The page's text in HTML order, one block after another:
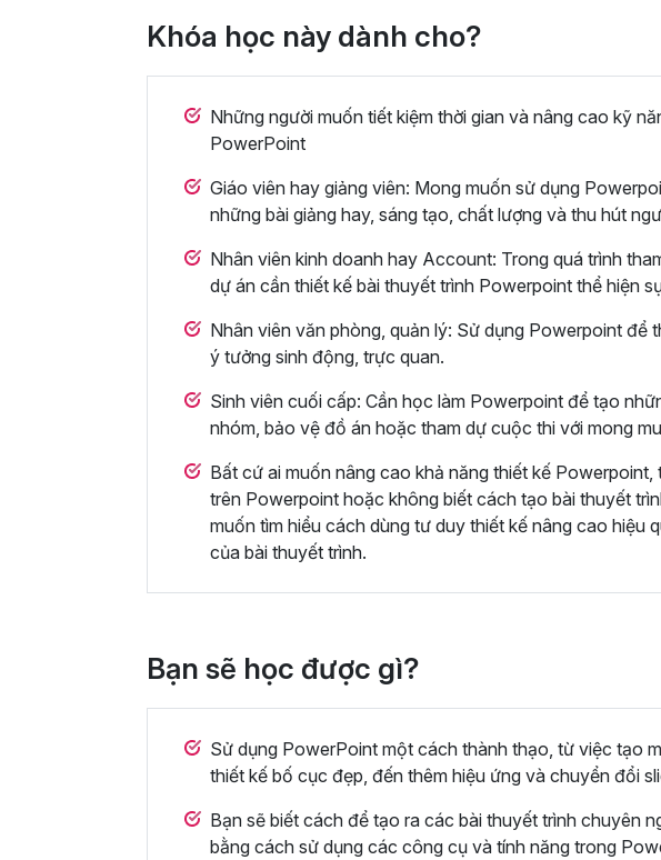
Khóa học này dành cho?
Những người muốn tiết kiệm thời gian và nâng cao kỹ
PowerPoint
Giáo viên hay giảng viên: Mong muốn sử dụng
những bài giảng hay, sáng tạo, chất lượng và thu hút
Nhân viên kinh doanh hay Account: Trong quá trình
dự án cần thiết kế bài thuyết trình Powerpoint thể hiện
Nhân viên văn phòng, quản lý: Sử dụng Powerpoint để
ý tưởng sinh động, trực quan.
Sinh viên cuối cấp: Cần học làm Powerpoint để tạo
nhóm, bảo vệ đồ án hoặc tham dự cuộc thi với mong
Bất cứ ai muốn nâng cao khả năng thiết kế Powerpoint,
trên Powerpoint hoặc không biết cách tạo bài thuyết
muốn tìm hiểu cách dùng tư duy thiết kế nâng cao hiệu
của bài thuyết trình.
Bạn sẽ học được gì?
Sử dụng PowerPoint một cách thành thạo, từ việc tạo
thiết kế bố cục đẹp, đến thêm hiệu ứng và chuyển đổi
Bạn sẽ biết cách để tạo ra các bài thuyết trình chuyên
bằng cách sử dụng các công cụ và tính năng trong